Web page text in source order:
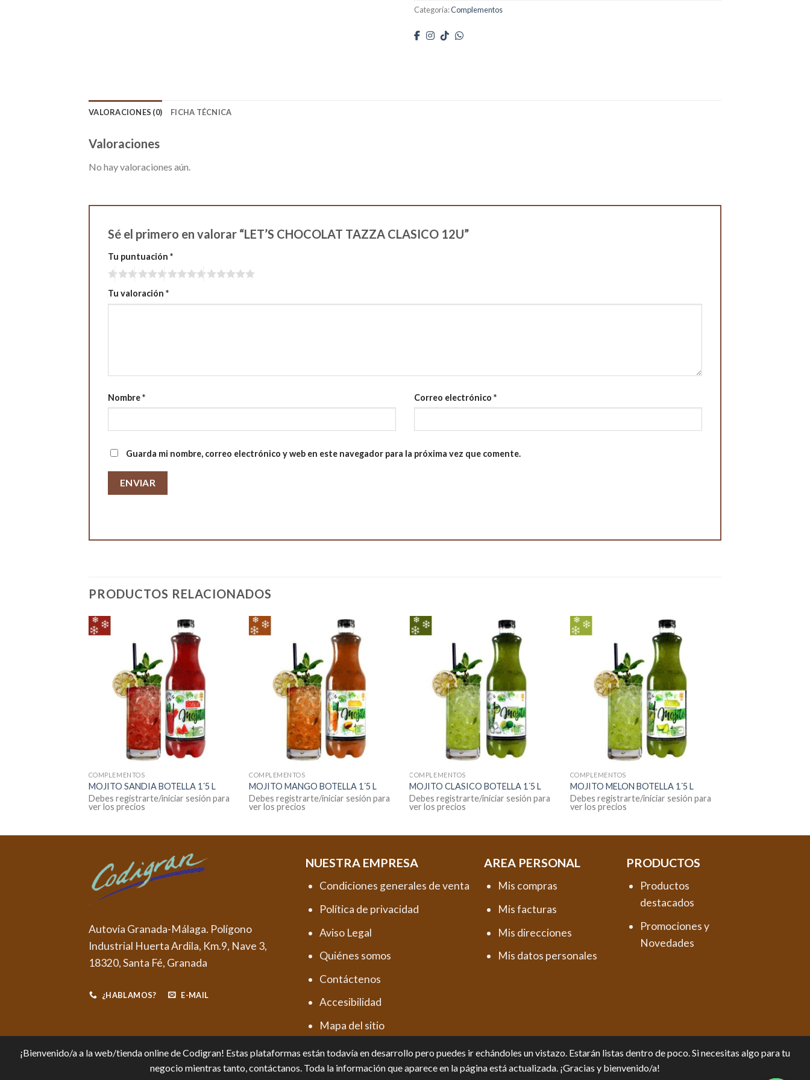
Categoría:Complementos
VALORACIONES (0) FICHA TÉCNICA
Valoraciones
No hay valoraciones aún.
Sé el primero en valorar “LET’S CHOCOLAT TAZZA CLASICO 12U”
Tu puntuación *
Tu valoración *
Nombre* Correo electrónico *
Guarda mi nombre, correo electrónico y web en este navegador para la próxima vez que comente.
PRODUCTOS RELACIONADOS
COMPLEMENTOS
MOJITO SANDIA BOTELLA 1´5 L
Debes registrarte/iniciar sesión para
ver los precios
COMPLEMENTOS
MOJITO MANGO BOTELLA 1´5 L
Debes registrarte/iniciar sesión para
ver los precios
COMPLEMENTOS
MOJITO CLASICO BOTELLA 1´5 L
Debes registrarte/iniciar sesión para
ver los precios
COMPLEMENTOS
MOJITO MELON BOTELLA 1´5 L
Debes registrarte/iniciar sesión para
ver los precios
Autovía Granada-Málaga. Polígono
Industrial Huerta Ardila, Km.9, Nave 3,
18320, Santa Fé, Granada
¿HABLAMOS? E-MAIL
NUESTRA EMPRESA
Condiciones generales de venta
Política de privacidad
Aviso Legal
Quiénes somos
Contáctenos
Accesibilidad
Mapa del sitio
AREA PERSONAL
Mis compras
Mis facturas
Mis direcciones
Mis datos personales
PRODUCTOS
Productos
destacados
Promociones y
Novedades
¡Bienvenido/a a la web/tienda online de Codigran! Estas plataformas están todavía en desarrollo pero puedes ir echándoles un vistazo. Estarán listas dentro de poco. Si necesitas algo para tu
negocio mientras tanto, contáctanos. Toda la información que aparece en la página está actualizada. ¡Gracias y bienvenido/a!